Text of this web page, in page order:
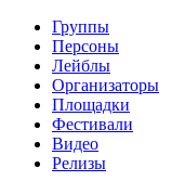
Группы
Персоны
Лейблы
Организаторы
Площадки
Фестивали
Видео
Релизы